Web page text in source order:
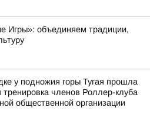
Игры»: объединяем традиции,
у подножия горы Тугая прошла
тренировка членов Роллер-клуба
общественной организации